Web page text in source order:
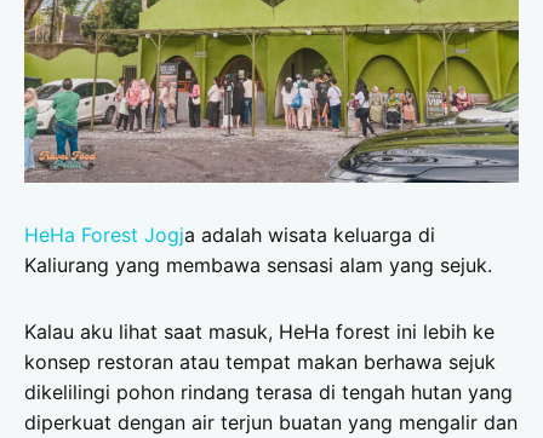
HeHa Forest Jogja adalah wisata keluarga di
Kaliurang yang membawa sensasi alam yang sejuk.
Kalau aku lihat saat masuk, HeHa forest ini lebih ke
konsep restoran atau tempat makan berhawa sejuk
dikelilingi pohon rindang terasa di tengah hutan yang
diperkuat dengan air terjun buatan yang mengalir dan